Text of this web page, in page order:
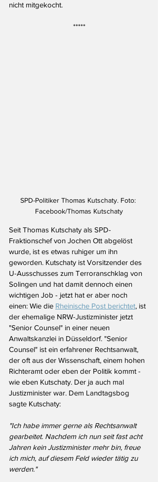
nicht mitgekocht.
*****
SPD-Politiker Thomas Kutschaty. Foto:
Facebook/Thomas Kutschaty
Seit Thomas Kutschaty als SPD-
Fraktionschef von Jochen Ott abgelöst
wurde, ist es etwas ruhiger um ihn
geworden. Kutschaty ist Vorsitzender des
U-Ausschusses zum Terroranschklag von
Solingen und hat damit dennoch einen
wichtigen Job - jetzt hat er aber noch
einen: Wie die Rheinische Post berichtet, ist
der ehemalige NRW-Justizminister jetzt
"Senior Counsel" in einer neuen
Anwaltskanzlei in Düsseldorf. "Senior
Counsel" ist ein erfahrener Rechtsanwalt,
der oft aus der Wissenschaft, einem hohen
Richteramt oder eben der Politik kommt -
wie eben Kutschaty. Der ja auch mal
Justizminister war. Dem Landtagsbog
sagte Kutschaty:
"Ich habe immer gerne als Rechtsanwalt
gearbeitet. Nachdem ich nun seit fast acht
Jahren kein Justizminister mehr bin, freue
ich mich, auf diesem Feld wieder tätig zu
werden."